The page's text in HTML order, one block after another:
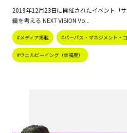
2019年12月23日に開催されたイベント「
織を考える NEXT VISION Vo...
#メディア掲載 #パーパス・マネジメント・
#ウェルビーイング（幸福度）